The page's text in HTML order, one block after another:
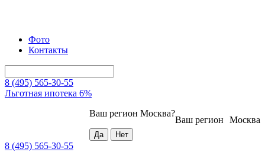
Фото
Контакты
8 (495) 565-30-55
Льготная ипотека 6%
Москва
Ваш регион
Ваш регион Москва?
8 (495) 565-30-55